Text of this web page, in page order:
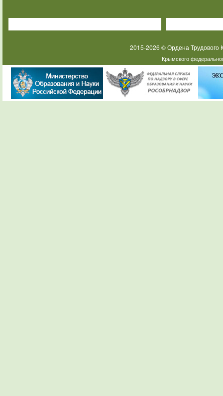
2015-2026 © Ордена
Крымского